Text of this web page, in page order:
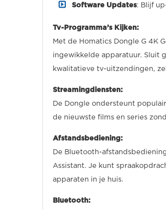
Software Updates: Blijf
Tv-Programma’s Kijken:
Met de Homatics Dongle G 4K
ingewikkelde apparatuur. Sluit
kwalitatieve tv-uitzendingen,
Streamingdiensten:
De Dongle ondersteunt
de nieuwste films en series
Afstandsbediening:
De Bluetooth-
Assistant. Je kunt
apparaten in je huis.
Bluetooth: